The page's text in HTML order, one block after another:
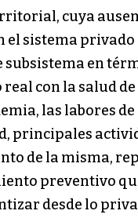
cuya
el sistema
subsistema en
con la salud
las labores
principales
de la misma,
preventivo
desde lo